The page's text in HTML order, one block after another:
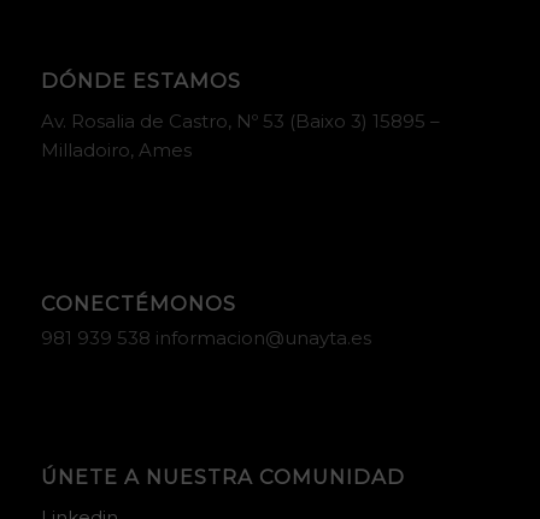
DÓNDE ESTAMOS
Av. Rosalia de Castro, Nº 53 (Baixo 3) 15895 –
Milladoiro, Ames
CONECTÉMONOS
981 939 538 informacion@unayta.es
ÚNETE A NUESTRA COMUNIDAD